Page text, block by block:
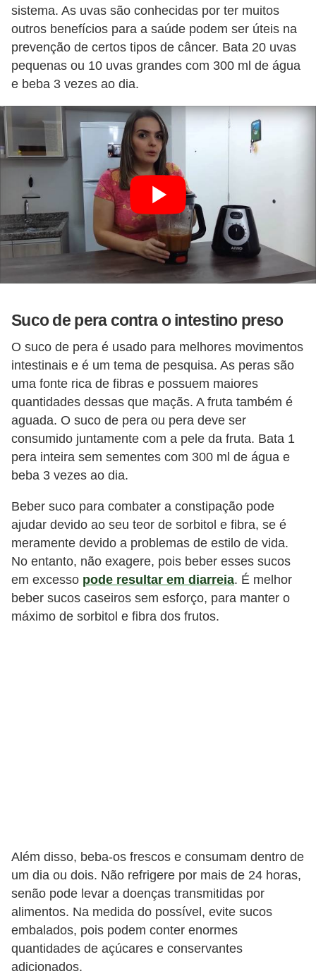
sistema. As uvas são conhecidas por ter muitos
outros benefícios para a saúde podem ser úteis na
prevenção de certos tipos de câncer. Bata 20 uvas
pequenas ou 10 uvas grandes com 300 ml de água
e beba 3 vezes ao dia.
Suco de pera contra o intestino preso
O suco de pera é usado para melhores movimentos
intestinais e é um tema de pesquisa. As peras são
uma fonte rica de fibras e possuem maiores
quantidades dessas que maçãs. A fruta também é
aguada. O suco de pera ou pera deve ser
consumido juntamente com a pele da fruta. Bata 1
pera inteira sem sementes com 300 ml de água e
beba 3 vezes ao dia.
Beber suco para combater a constipação pode
ajudar devido ao seu teor de sorbitol e fibra, se é
meramente devido a problemas de estilo de vida.
No entanto, não exagere, pois beber esses sucos
em excesso pode resultar em diarreia. É melhor
beber sucos caseiros sem esforço, para manter o
máximo de sorbitol e fibra dos frutos.
Além disso, beba-os frescos e consumam dentro de
um dia ou dois. Não refrigere por mais de 24 horas,
senão pode levar a doenças transmitidas por
alimentos. Na medida do possível, evite sucos
embalados, pois podem conter enormes
quantidades de açúcares e conservantes
adicionados.